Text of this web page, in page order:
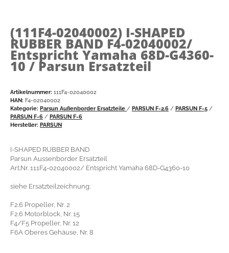
(111F4-02040002) I-SHAPED
RUBBER BAND F4-02040002/
Entspricht Yamaha 68D-G4360-
10 / Parsun Ersatzteil
Artikelnummer: 111F4-02040002
HAN: F4-02040002
Kategorie: Parsun Außenborder Ersatzteile / PARSUN F-2.6 / PARSUN F-5 /
PARSUN F-6 / PARSUN F-6
Hersteller: PARSUN
I-SHAPED RUBBER BAND
Parsun Aussenborder Ersatzteil
Art.Nr. 111F4-02040002/ Entspricht Yamaha 68D-G4360-10
siehe Ersatzteilzeichnung:
F2.6 Propeller, Nr. 2
F2.6 Motorblock, Nr. 15
F4/F5 Propeller, Nr. 12
F6A Oberes Gehäuse, Nr. 8